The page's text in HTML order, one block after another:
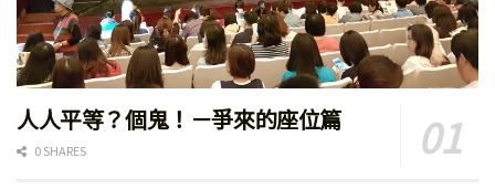
人人平等？個鬼！－爭來的座位篇
0 SHARES